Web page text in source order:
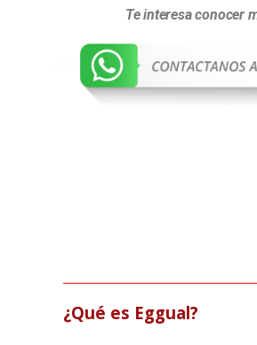
Te interesa conocer
¿Qué es Eggual?